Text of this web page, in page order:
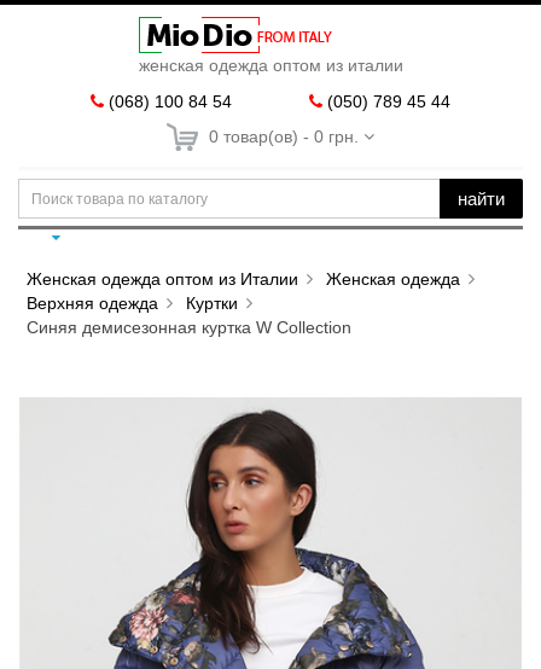
женская одежда оптом из италии
(068) 100 84 54
(050) 789 45 44
0 товар(ов) - 0 грн.
найти
Женская одежда оптом из Италии
Женская одежда
Верхняя одежда
Куртки
Синяя демисезонная куртка W Collection